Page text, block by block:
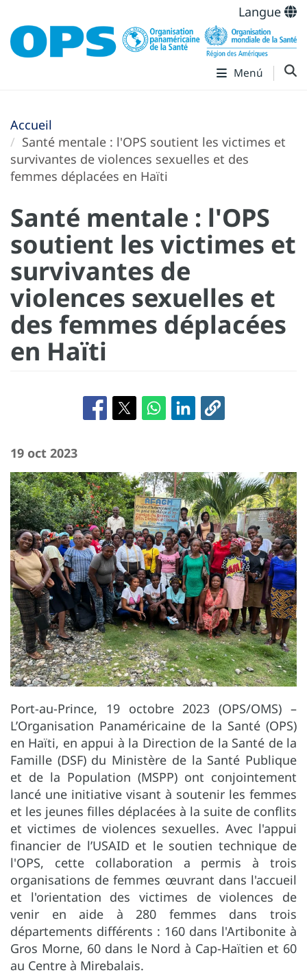
Langue
Menú
Accueil
Santé mentale : l'OPS soutient les victimes et
survivantes de violences sexuelles et des
femmes déplacées en Haïti
Santé mentale : l'OPS
soutient les victimes et
survivantes de
violences sexuelles et
des femmes déplacées
en Haïti
19 oct 2023
Port-au-Prince, 19 octobre 2023 (OPS/OMS) –
L’Organisation Panaméricaine de la Santé (OPS)
en Haïti, en appui à la Direction de la Santé de la
Famille (DSF) du Ministère de la Santé Publique
et de la Population (MSPP) ont conjointement
lancé une initiative visant à soutenir les femmes
et les jeunes filles déplacées à la suite de conflits
et victimes de violences sexuelles. Avec l'appui
financier de l’USAID et le soutien technique de
l'OPS, cette collaboration a permis à trois
organisations de femmes œuvrant dans l'accueil
et l'orientation des victimes de violences de
venir en aide à 280 femmes dans trois
départements différents : 160 dans l'Artibonite à
Gros Morne, 60 dans le Nord à Cap-Haïtien et 60
au Centre à Mirebalais.